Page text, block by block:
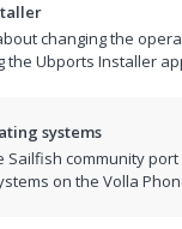
changing the
the Ubports Installer
systems
Sailfish community
on the Volla